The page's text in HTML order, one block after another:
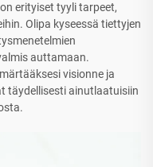
erityiset tyyli tarpeet,
Olipa kyseessä tiettyjen
auttamaan.
visionne ja
täydellisesti ainutlaatuisiin